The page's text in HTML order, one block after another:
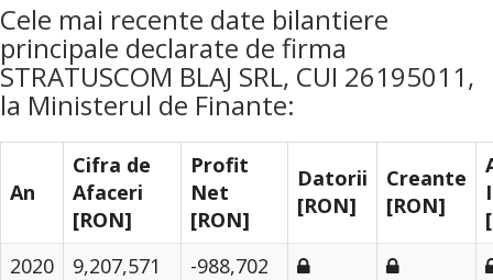
Cele mai recente date bilantiere
principale declarate de firma
STRATUSCOM BLAJ SRL, CUI 26195011,
la Ministerul de Finante:
An
Cifra de
Afaceri
[RON]
Profit
Net
[RON]
Datorii
[RON]
Creante
[RON]
2020
9,207,571
-988,702